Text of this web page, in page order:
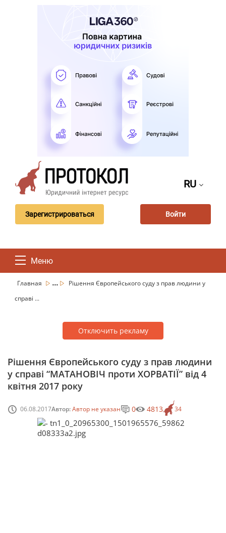
RU
Зарегистрироваться Войти
Меню
Главная ...
Рішення Європейського суду з прав людини у
справі ...
Отключить рекламу
Рішення Європейського суду з прав людини
у справі “МАТАНОВІЧ проти ХОРВАТІЇ” від 4
квітня 2017 року
06.08.2017Автор:Автор не указан 34
0 4813